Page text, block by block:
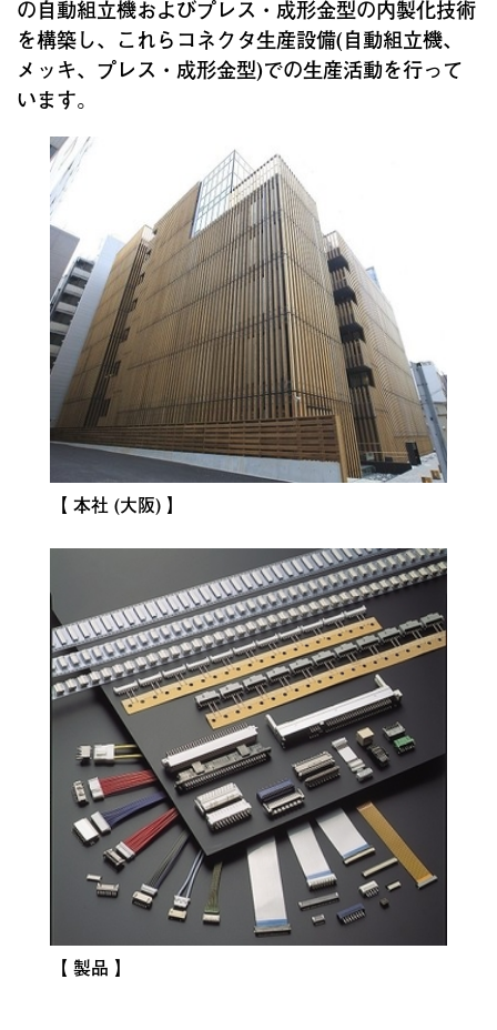
の自動組立機およびプレス・成形金型の内製化技術
を構築し、これらコネクタ生産設備(自動組立機、
メッキ、プレス・成形金型)での生産活動を行って
います。
【 本社 (大阪) 】
【 製品 】